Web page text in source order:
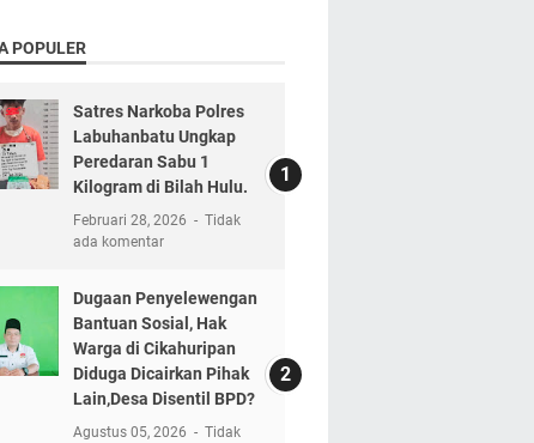
POPULER
Satres Narkoba Polres
Labuhanbatu Ungkap
Peredaran Sabu 1
Kilogram di Bilah Hulu.
Februari 28, 2026
Tidak
ada komentar
Dugaan Penyelewengan
Bantuan Sosial, Hak
Warga di Cikahuripan
Diduga Dicairkan Pihak
Lain,Desa Disentil BPD?
Agustus 05, 2026
Tidak